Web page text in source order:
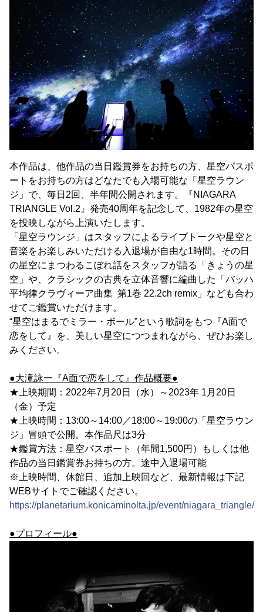
本作品は、他作品の当日鑑賞券をお持ちの方、星空パスポ
ートをお持ちの方はどなたでも入場可能な「星空ラウン
ジ」で、毎日2回、半年間公開されます。『NIAGARA
TRIANGLE Vol.2』発売40周年を記念して、1982年の星空
を投映しながら上演いたします。
「星空ラウンジ」はスタッフによるライブトークや星空と
音楽をお楽しみいただける入退場が自由な1時間。その日
の星空にまつわるこぼれ話をスタッフが語る「きょうの星
空」や、クラシックの古典を立体音響に編曲した「バッハ
平均律クラヴィーア曲集 第1巻 22.2ch remix」なども合わ
せてご鑑賞いただけます。
“星空はまるでミラー・ボール”という歌詞をもつ『A面で
恋をして』を、美しい星空につつまれながら、ぜひお楽し
みください。
●大滝詠一『A面で恋をして』作品概要●
★上映期間：2022年7月20日（水）～2023年 1月20日
（金）予定
★上映時間：13:00～14:00／18:00～19:00の「星空ラウン
ジ」冒頭で公開。本作品尺は3分
★鑑賞方法：星空パスポート（年間1,500円）もしくは他
作品の当日鑑賞券お持ちの方。途中入退場可能
※上映時間、休館日、追加上映回など、最新情報は下記
WEBサイトでご確認ください。
https://planetarium.konicaminolta.jp/event/niagara_triangle/
●プロフィール●